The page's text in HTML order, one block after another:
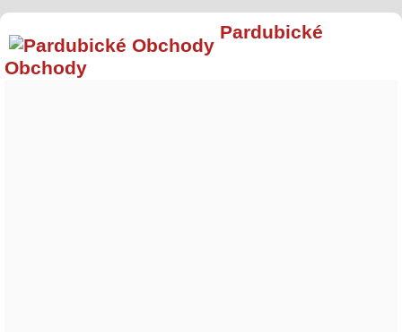
Pardubické
Obchody